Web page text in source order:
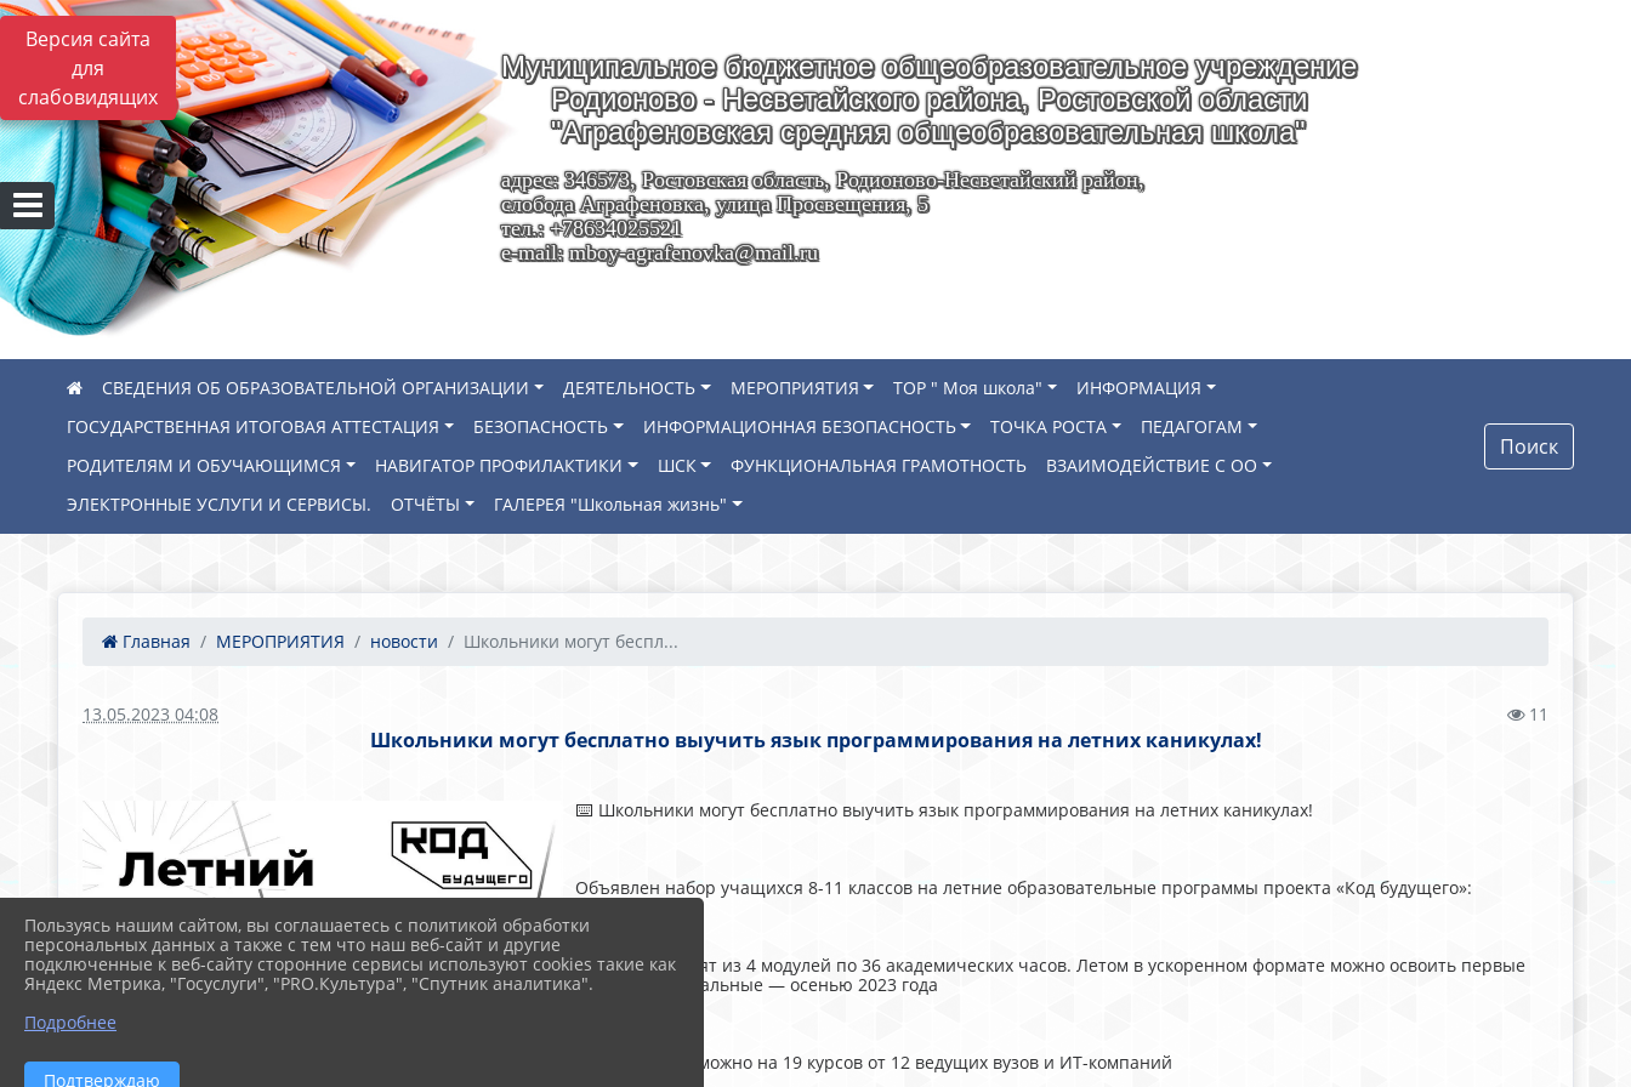
Версия сайта
для
слабовидящих
Муниципальное бюджетное общеобразовательное учреждение
Родионово - Несветайского района, Ростовской области
"Аграфеновская средняя общеобразовательная школа"
адрес: 346573, Ростовская область, Родионово-Несветайский район,
слобода Аграфеновка, улица Просвещения, 5
тел.: +78634025521
e-mail: mboy-agrafenovka@mail.ru
СВЕДЕНИЯ ОБ ОБРАЗОВАТЕЛЬНОЙ ОРГАНИЗАЦИИ ДЕЯТЕЛЬНОСТЬ МЕРОПРИЯТИЯ ТОР " Моя школа"
ИНФОРМАЦИЯ
ГОСУДАРСТВЕННАЯ ИТОГОВАЯ АТТЕСТАЦИЯ
БЕЗОПАСНОСТЬ ИНФОРМАЦИОННАЯ БЕЗОПАСНОСТЬ ТОЧКА РОСТА
ПЕДАГОГАМ
РОДИТЕЛЯМ И ОБУЧАЮЩИМСЯ
НАВИГАТОР ПРОФИЛАКТИКИ ШСК ФУНКЦИОНАЛЬНАЯ ГРАМОТНОСТЬ
ВЗАИМОДЕЙСТВИЕ С ОО
ЭЛЕКТРОННЫЕ УСЛУГИ И СЕРВИСЫ.
ОТЧЁТЫ ГАЛЕРЕЯ "Школьная жизнь"
Поиск
Главная МЕРОПРИЯТИЯ новости Школьники могут беспл...
13.05.2023 04:08 11
Школьники могут бесплатно выучить язык программирования на летних каникулах!
⌨️ Школьники могут бесплатно выучить язык программирования на летних каникулах!
Объявлен набор учащихся 8-11 классов на летние образовательные программы проекта «Код будущего»:
🔹 Курсы состоят из 4 модулей по 36 академических часов. Летом в ускоренном формате можно освоить первые
2-3 модуля, остальные — осенью 2023 года
🔹 Записаться можно на 19 курсов от 12 ведущих вузов и ИТ-компаний
Пользуясь нашим сайтом, вы соглашаетесь с политикой обработки
персональных данных а также с тем что наш веб-сайт и другие
подключенные к веб-сайту сторонние сервисы используют cookies такие как
Яндекс Метрика, "Госуслуги", "PRO.Культура", "Спутник аналитика".
Подробнее
Подтверждаю